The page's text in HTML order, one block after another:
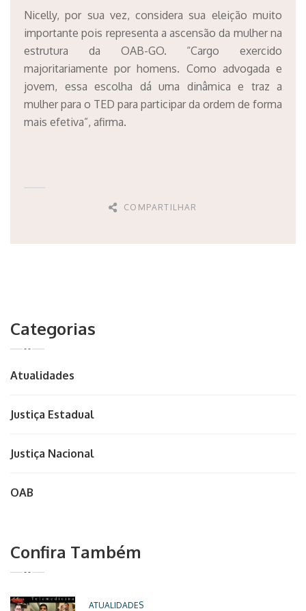
Nicelly, por sua vez, considera sua eleição muito
importante pois representa a ascensão da mulher na
estrutura da OAB-GO. “Cargo exercido
majoritariamente por homens. Como advogada e
jovem, essa escolha dá uma dinâmica e traz a
mulher para o TED para participar da ordem de forma
mais efetiva”, afirma.
COMPARTILHAR
Categorias
Atualidades
Justiça Estadual
Justiça Nacional
OAB
Confira Também
ATUALIDADES